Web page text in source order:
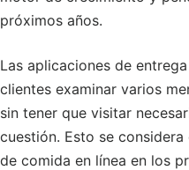
próximos años.
Las aplicaciones de
clientes examinar varios
sin tener que visitar
cuestión. Esto se
de comida en línea en los